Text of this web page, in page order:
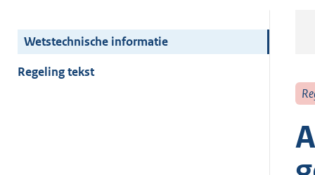
Wetstechnische informatie
Regeling tekst